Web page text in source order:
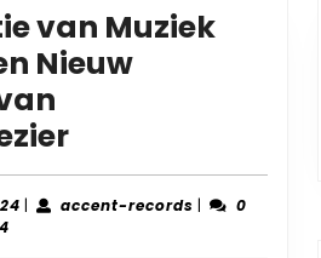
van Muziek
Nieuw
De
Evolutie
van
02
| accent-records accent-
|
0